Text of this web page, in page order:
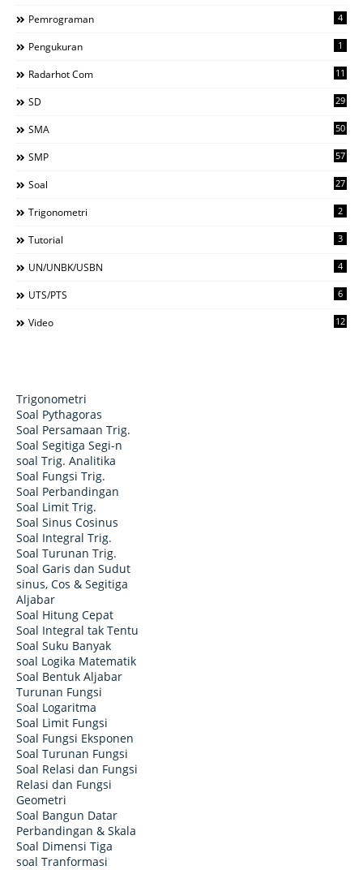
Pemrograman 4
Pengukuran 1
Radarhot Com 11
SD 29
SMA 50
SMP 57
Soal 27
Trigonometri 2
Tutorial 3
UN/UNBK/USBN 4
UTS/PTS 6
Video 12
Trigonometri
Soal Pythagoras
Soal Persamaan Trig.
Soal Segitiga Segi-n
soal Trig. Analitika
Soal Fungsi Trig.
Soal Perbandingan
Soal Limit Trig.
Soal Sinus Cosinus
Soal Integral Trig.
Soal Turunan Trig.
Soal Garis dan Sudut
sinus, Cos & Segitiga
Aljabar
Soal Hitung Cepat
Soal Integral tak Tentu
Soal Suku Banyak
soal Logika Matematik
Soal Bentuk Aljabar
Turunan Fungsi
Soal Logaritma
Soal Limit Fungsi
Soal Fungsi Eksponen
Soal Turunan Fungsi
Soal Relasi dan Fungsi
Relasi dan Fungsi
Geometri
Soal Bangun Datar
Perbandingan & Skala
Soal Dimensi Tiga
soal Tranformasi